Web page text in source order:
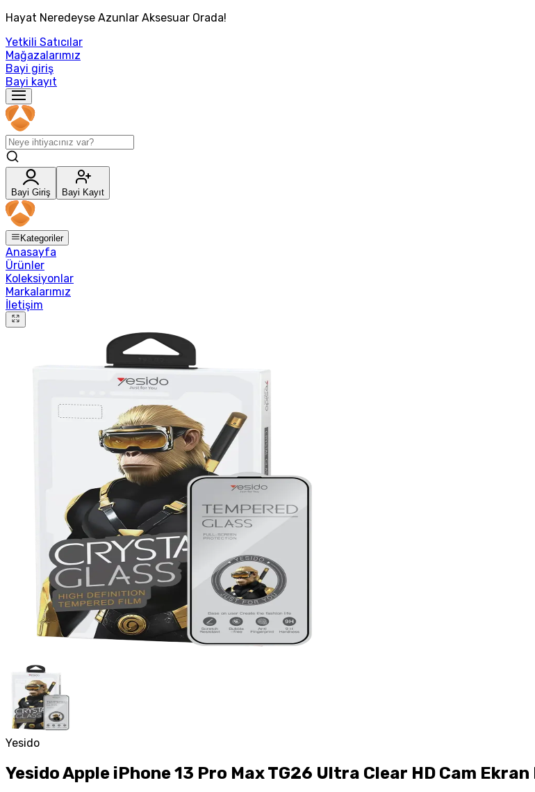
Hayat Neredeyse Azunlar Aksesuar Orada!
Yetkili Satıcılar
Mağazalarımız
Bayi giriş
Bayi kayıt
Bayi Giriş Bayi Kayıt
Kategoriler
Anasayfa
Ürünler
Koleksiyonlar
Markalarımız
İletişim
Yesido
Yesido Apple iPhone 13 Pro Max TG26 Ultra Clear HD Cam